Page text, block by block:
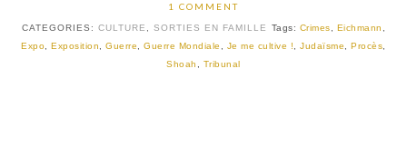
1 COMMENT
CATEGORIES: CULTURE SORTIES EN FAMILLE Tags: Crimes Eichmann
Expo ,Exposition ,Guerre ,Guerre Mondiale Je me cultive ! ,Judaïsme ,Procès
Shoah
Tribunal